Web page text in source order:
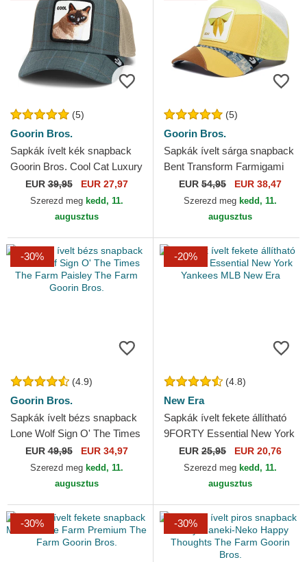
(5)
Goorin Bros.
Sapkák ívelt kék snapback
Goorin Bros. Cool Cat Luxury
Moon The Farm Blue Hat
The Farm Goorin Bros.
EUR39,95 EUR 27,97
Szerezd meg kedd, 11.
augusztus
(5)
Goorin Bros.
Sapkák ívelt sárga snapback
Bent Transform Farmigami
The Farm Goorin Bros.
EUR 54,95 EUR 38,47
Szerezd meg kedd, 11.
augusztus
-30%
(4.9)
Goorin Bros.
Sapkák ívelt bézs snapback
Lone Wolf Sign O' The Times
The Farm Paisley The Farm
Goorin Bros.
EUR49,95 EUR 34,97
Szerezd meg kedd, 11.
augusztus
-20%
(4.8)
New Era
Sapkák ívelt fekete állítható
9FORTY Essential New York
Yankees MLB New Era
EUR 25,95 EUR 20,76
Szerezd meg kedd, 11.
augusztus
-30% -30%